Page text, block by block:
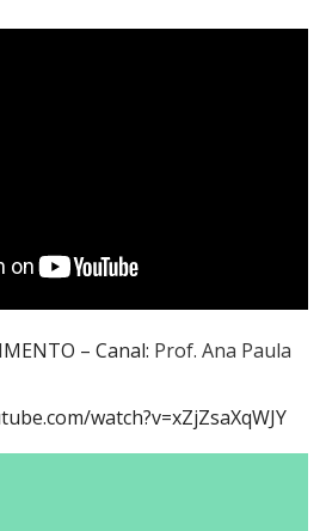
– Canal: Prof. Ana Paula
watch?v=xZjZsaXqWJY